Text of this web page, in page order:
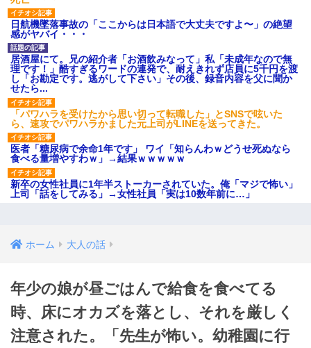
日航機墜落事故の「ここからは日本語で大丈夫ですよ〜」の絶望
感がヤバイ・・・
居酒屋にて。兄の紹介者「お酒飲みなって」私「未成年なので無
理です！」酷すぎるワードの連発で、耐えきれず店員に5千円を渡
し「お勘定です。逃がして下さい」その後、録音内容を父に聞か
せたら...
「パワハラを受けたから思い切って転職した」とSNSで呟いた
ら、速攻でパワハラかました元上司がLINEを送ってきた。
医者「糖尿病で余命1年です」 ワイ「知らんわｗどうせ死ぬなら
食べる量増やすわｗ」→結果ｗｗｗｗｗ
新卒の女性社員に1年半ストーカーされていた。俺「マジで怖い」
上司「話をしてみる」→女性社員「実は10数年前に…」
ホーム 大人の話
年少の娘が昼ごはんで給食を食べてる
時、床にオカズを落とし、それを厳しく
注意された。「先生が怖い。幼稚園に行